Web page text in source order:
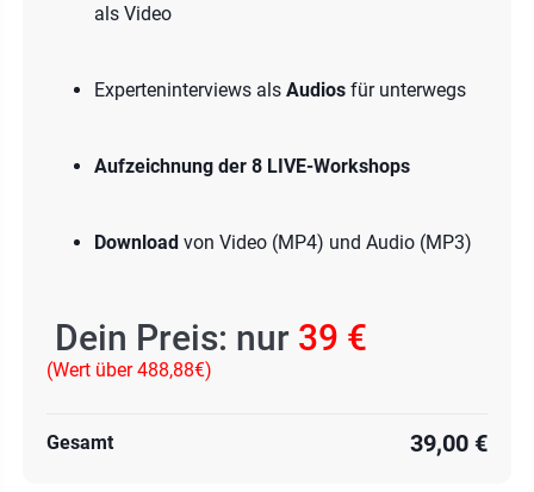
als Video
Experteninterviews als Audios für unterwegs
Aufzeichnung der 8 LIVE-Workshops
Download von Video (MP4) und Audio (MP3)
Dein Preis: nur 39 €
(Wert über 488,88€)
Gesamt 39,00 €